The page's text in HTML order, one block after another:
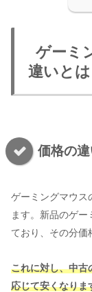
ゲーミ
違いとは
価格の
ゲーミングマウス
ます。新品のゲ
ており、その分価
これに対し、中古
応じて安くなりま